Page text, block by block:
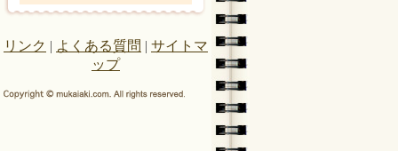
リンク | よくある質問 | サイトマ
ップ